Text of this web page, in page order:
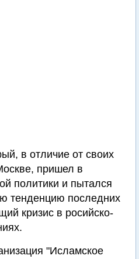
в отличие от своих
пришел в
политики и пытался
тенденцию последних
кризис в росийско-
"Исламское